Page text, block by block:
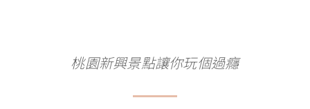
桃園新興景點讓你玩個過癮